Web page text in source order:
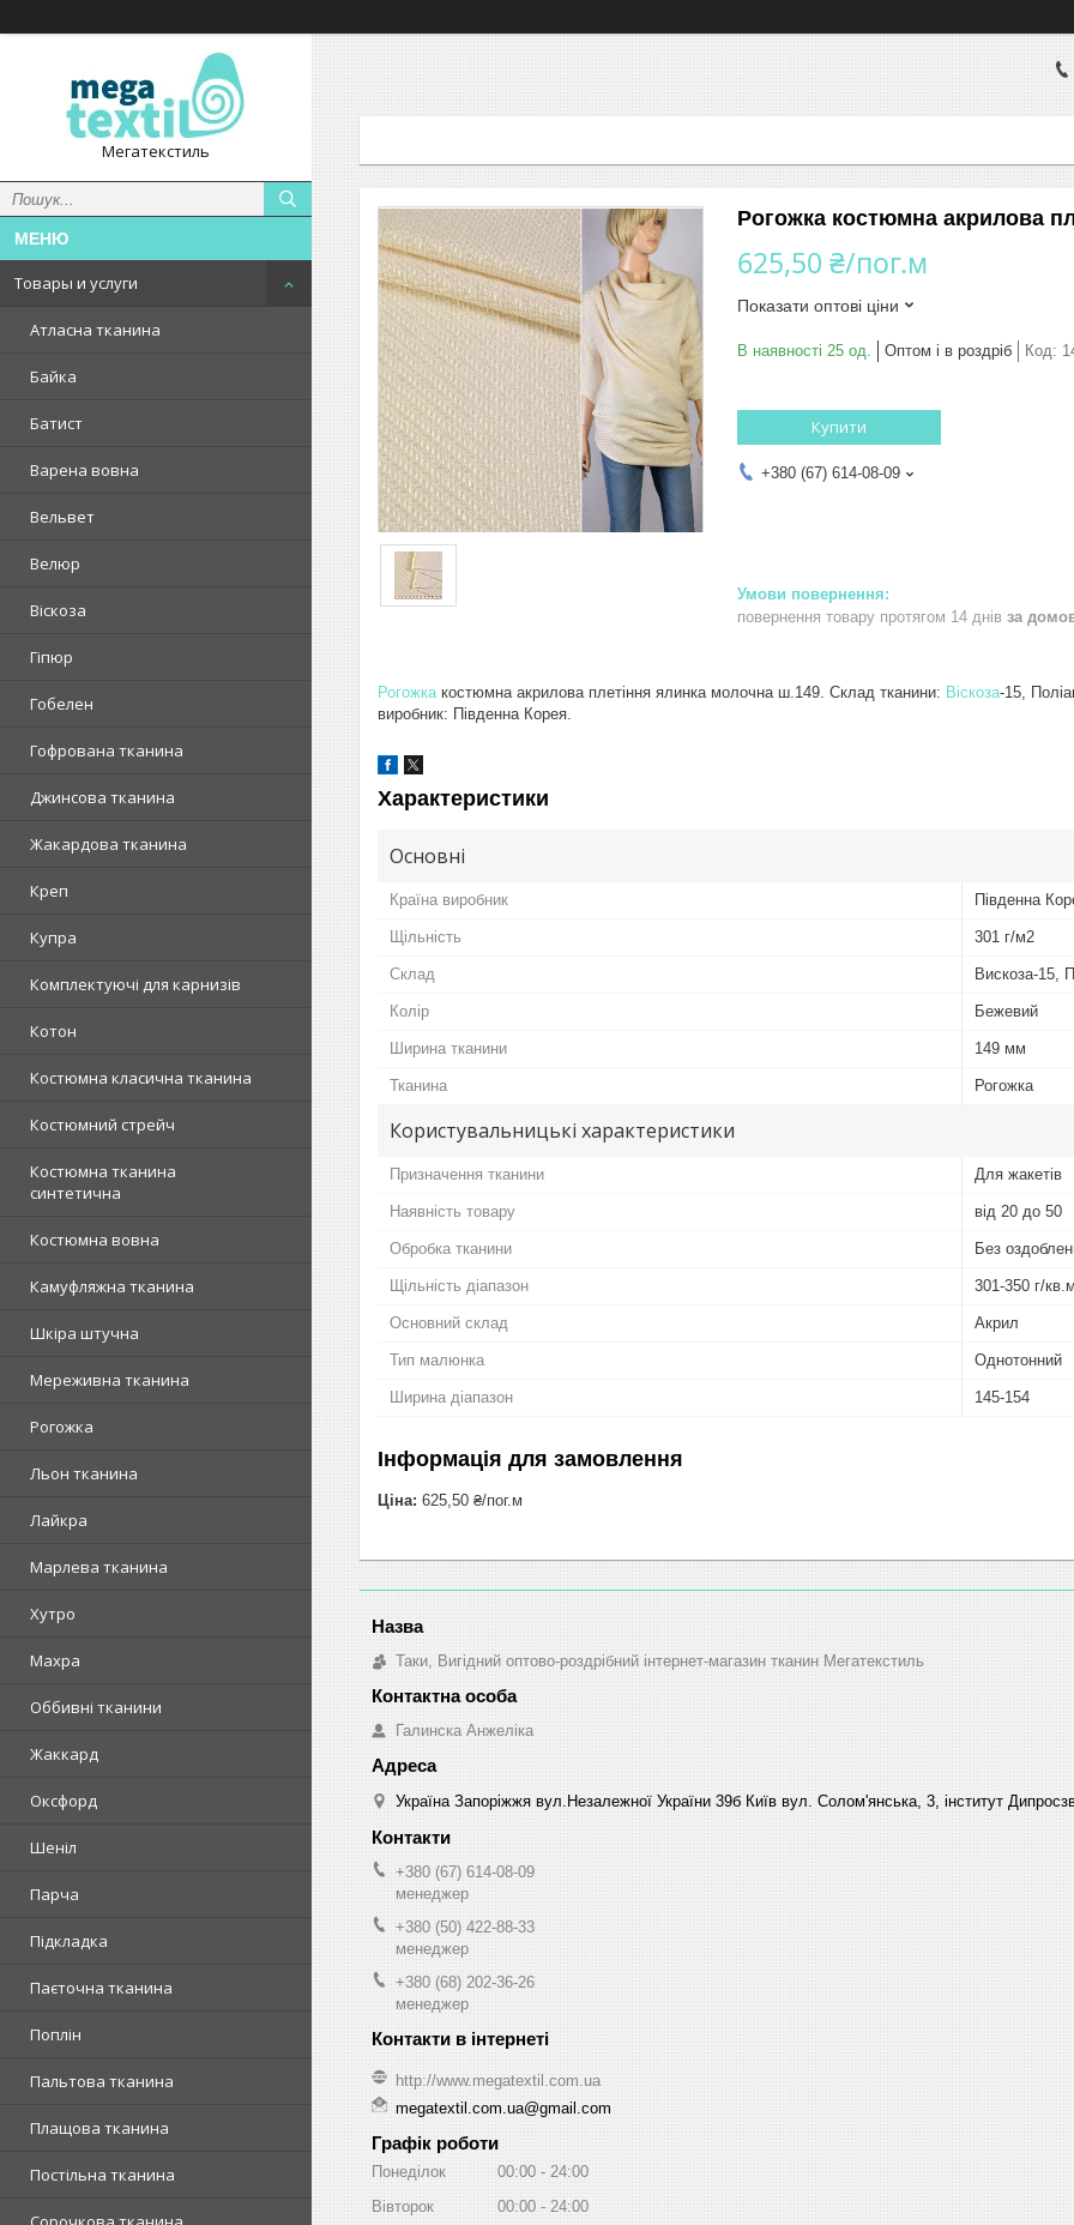
Мегатекстиль
Товары и услуги
Атласна тканина
Байка
Батист
Варена вовна
Вельвет
Велюр
Віскоза
Гіпюр
Гобелен
Гофрована тканина
Джинсова тканина
Жакардова тканина
Креп
Купра
Комплектуючі для карнизів
Котон
Костюмна класична тканина
Костюмний стрейч
Костюмна тканина
синтетична
Костюмна вовна
Камуфляжна тканина
Шкіра штучна
Мереживна тканина
Рогожка
Льон тканина
Лайкра
Марлева тканина
Хутро
Махра
Оббивні тканини
Жаккард
Оксфорд
Шеніл
Парча
Підкладка
Паєточна тканина
Поплін
Пальтова тканина
Плащова тканина
Постільна тканина
Рогожка костюмна акрилова
625,50 ₴/пог.м
Показати оптові ціни
В наявності 25 од. Оптом і в роздріб Код:
Купити
+380 (67) 614-08-09
повернення товару протягом 14 днів за
Рогожка костюмна акрилова плетіння ялинка молочна ш.149. Склад тканини: Віскоза-15,
виробник: Південна Корея.
Характеристики
Основні
Країна виробник Південна
Щільність 301 г/м2
Склад Вискоза-15,
Колір Бежевий
Ширина тканини 149 мм
Тканина Рогожка
Користувальницькі характеристики
Призначення тканини Для жакетів
Наявність товару від 20 до 50
Обробка тканини Без
Щільність діапазон 301-350 г/
Основний склад Акрил
Тип малюнка Однотонний
Ширина діапазон 145-154
Інформація для замовлення
Ціна: 625,50 ₴/пог.м
Таки, Вигідний оптово-роздрібний інтернет-магазин тканин Мегатекстиль
Галинска Анжеліка
Україна Запоріжжя вул.Незалежної України 39б Київ вул. Солом'янська, 3, інститут
+380 (67) 614-08-09
менеджер
+380 (50) 422-88-33
менеджер
+380 (68) 202-36-26
менеджер
http://www.megatextil.com.ua
megatextil.com.ua@gmail.com
Графік роботи
Понеділок 00:00
24:00
Вівторок
00:00
24:00